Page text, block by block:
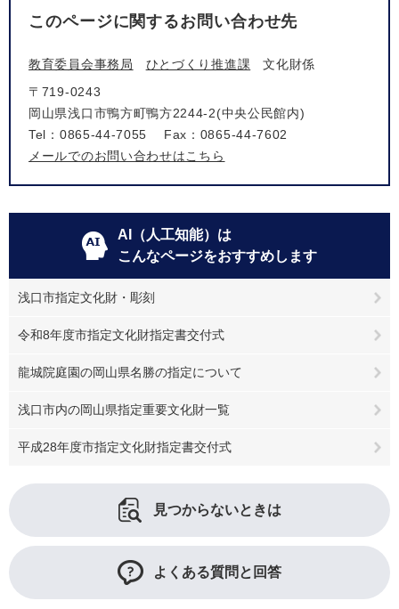
このページに関するお問い合わせ先
教育委員会事務局 ひとづくり推進課
文化財係
〒719-0243
岡山県浅口市鴨方町鴨方2244-2(中央公民館内)
Tel：0865-44-7055
Fax：0865-44-7602
メールでのお問い合わせはこちら
AI（人工知能）は
こんなページをおすすめします
浅口市指定文化財・彫刻
令和8年度市指定文化財指定書交付式
龍城院庭園の岡山県名勝の指定について
浅口市内の岡山県指定重要文化財一覧
平成28年度市指定文化財指定書交付式
見つからないときは
よくある質問と回答